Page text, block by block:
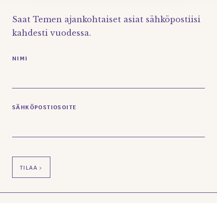
Saat Temen ajankohtaiset asiat sähköpostiisi
kahdesti vuodessa.
NIMI
SÄHKÖPOSTIOSOITE